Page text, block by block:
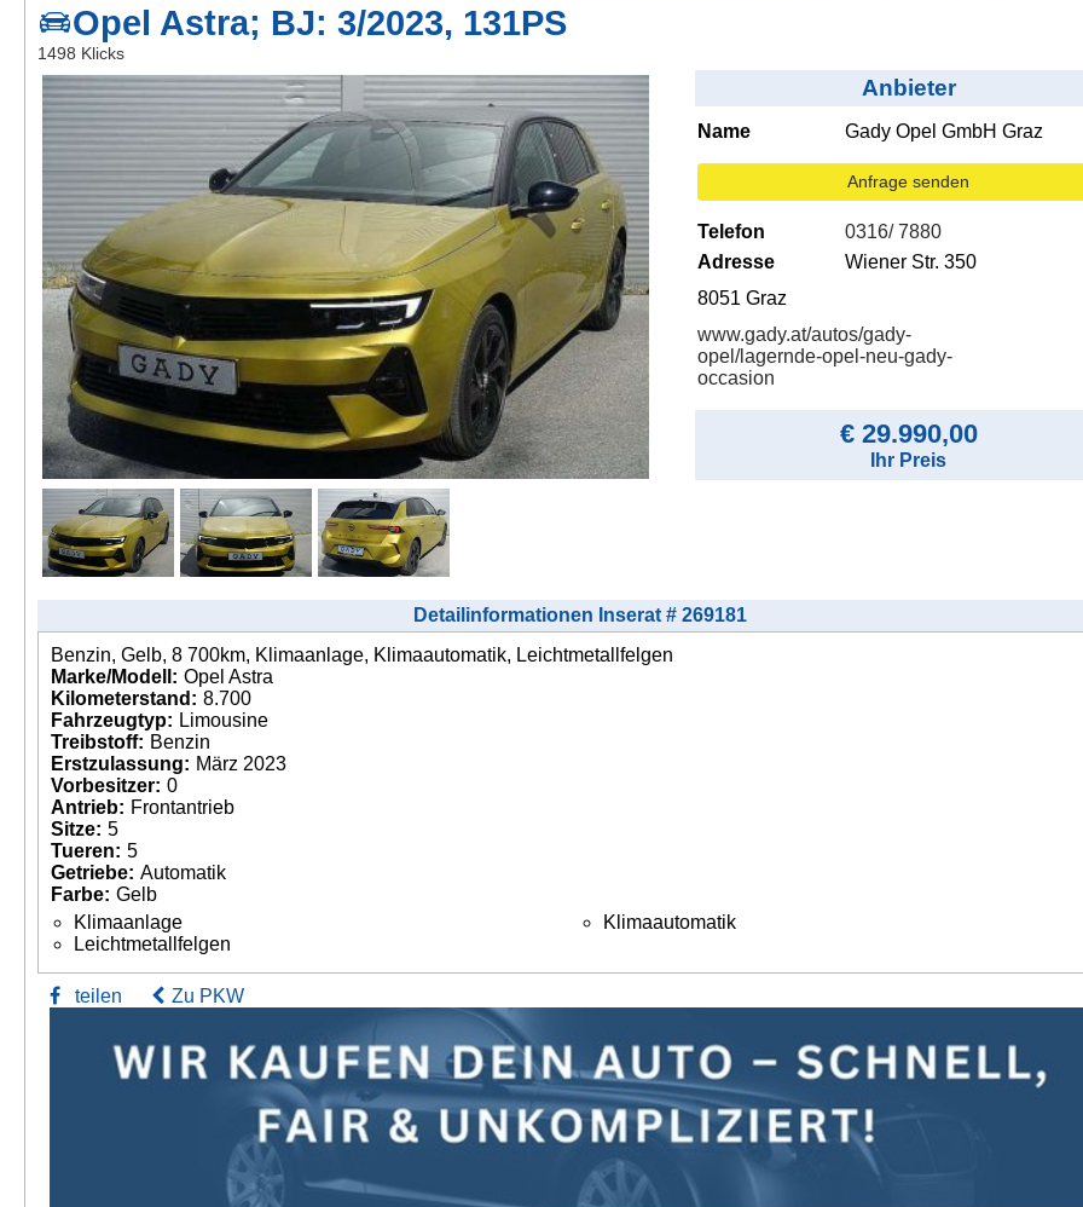
Kontakt
AGB, Nutzungsbedingungen
Impressum
Opel Astra; BJ: 3/2023, 131PS
1498 Klicks
Anbieter
Name Gady Opel GmbH Graz
Anfrage senden
Telefon
0316/ 7880
Adresse
Wiener Str. 350
8051 Graz
www.gady.at/autos/gady-
opel/lagernde-opel-neu-gady-
occasion
€ 29.990,00
Ihr Preis
Detailinformationen Inserat # 269181
Benzin, Gelb, 8 700km, Klimaanlage, Klimaautomatik, Leichtmetallfelgen
Marke/Modell: Opel Astra
Kilometerstand: 8.700
Fahrzeugtyp: Limousine
Treibstoff: Benzin
Erstzulassung: März 2023
Vorbesitzer: 0
Antrieb: Frontantrieb
Sitze: 5
Tueren: 5
Getriebe: Automatik
Farbe: Gelb
Klimaanlage
Klimaautomatik
Leichtmetallfelgen
teilen Zu PKW